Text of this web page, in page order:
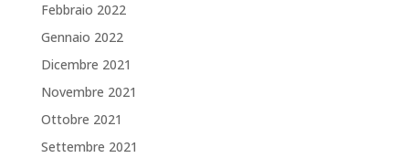
Febbraio 2022
Gennaio 2022
Dicembre 2021
Novembre 2021
Ottobre 2021
Settembre 2021